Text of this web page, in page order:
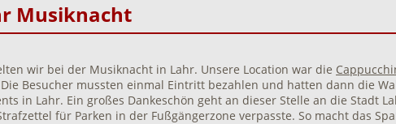
Musiknacht
wir bei der Musiknacht in Lahr. Unsere Location war die
Besucher mussten einmal Eintritt bezahlen und hatten dann die
in Lahr. Ein großes Dankeschön geht an dieser Stelle an die Stadt
für Parken in der Fußgängerzone verpasste. So macht das